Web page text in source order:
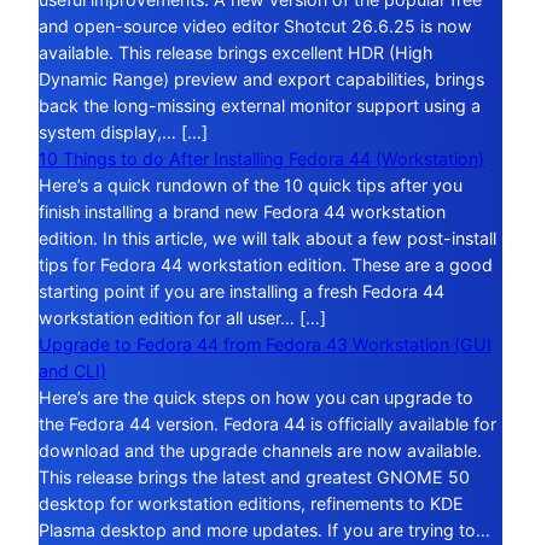
and open-source video editor Shotcut 26.6.25 is now
available. This release brings excellent HDR (High
Dynamic Range) preview and export capabilities, brings
back the long-missing external monitor support using a
system display,… […]
10 Things to do After Installing Fedora 44 (Workstation)
Here’s a quick rundown of the 10 quick tips after you
finish installing a brand new Fedora 44 workstation
edition. In this article, we will talk about a few post-install
tips for Fedora 44 workstation edition. These are a good
starting point if you are installing a fresh Fedora 44
workstation edition for all user… […]
Upgrade to Fedora 44 from Fedora 43 Workstation (GUI
and CLI)
Here’s are the quick steps on how you can upgrade to
the Fedora 44 version. Fedora 44 is officially available for
download and the upgrade channels are now available.
This release brings the latest and greatest GNOME 50
desktop for workstation editions, refinements to KDE
Plasma desktop and more updates. If you are trying to…